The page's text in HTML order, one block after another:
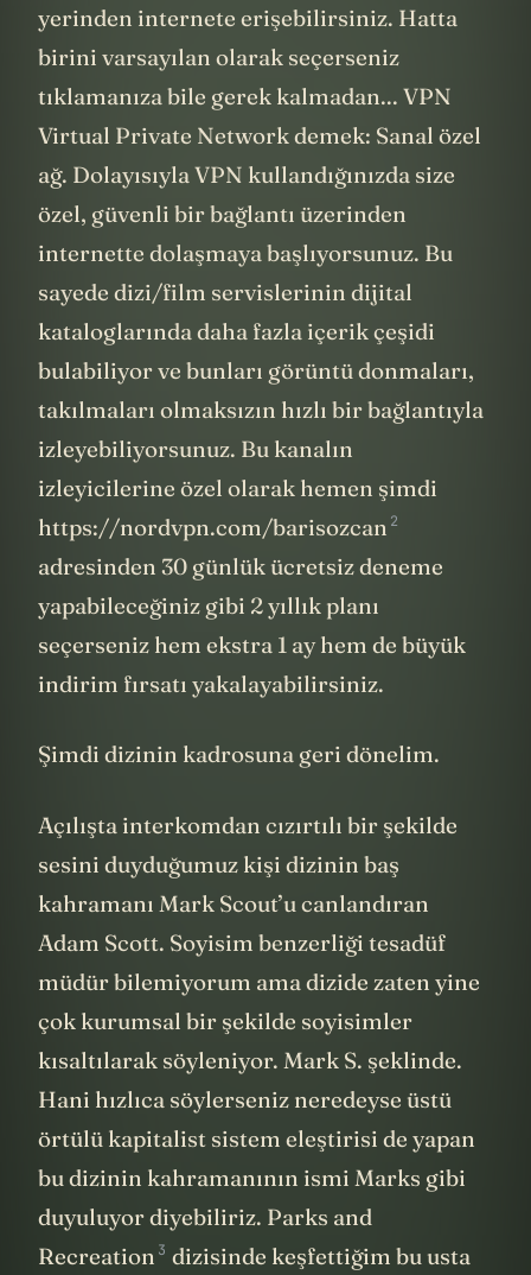
yerinden internete erişebilirsiniz. Hatta
birini varsayılan olarak seçerseniz
tıklamanıza bile gerek kalmadan... VPN
Virtual Private Network demek: Sanal özel
ağ. Dolayısıyla VPN kullandığınızda size
özel, güvenli bir bağlantı üzerinden
internette dolaşmaya başlıyorsunuz. Bu
sayede dizi/film servislerinin dijital
kataloglarında daha fazla içerik çeşidi
bulabiliyor ve bunları görüntü donmaları,
takılmaları olmaksızın hızlı bir bağlantıyla
izleyebiliyorsunuz. Bu kanalın
izleyicilerine özel olarak hemen şimdi
https://nordvpn.com/barisozcan 2
adresinden 30 günlük ücretsiz deneme
yapabileceğiniz gibi 2 yıllık planı
seçerseniz hem ekstra 1 ay hem de büyük
indirim fırsatı yakalayabilirsiniz.
Şimdi dizinin kadrosuna geri dönelim.
Açılışta interkomdan cızırtılı bir şekilde
sesini duyduğumuz kişi dizinin baş
kahramanı Mark Scout’u canlandıran
Adam Scott. Soyisim benzerliği tesadüf
müdür bilemiyorum ama dizide zaten yine
çok kurumsal bir şekilde soyisimler
kısaltılarak söyleniyor. Mark S. şeklinde.
Hani hızlıca söylerseniz neredeyse üstü
örtülü kapitalist sistem eleştirisi de yapan
bu dizinin kahramanının ismi Marks gibi
duyuluyor diyebiliriz. Parks and
Recreation 3 dizisinde keşfettiğim bu usta